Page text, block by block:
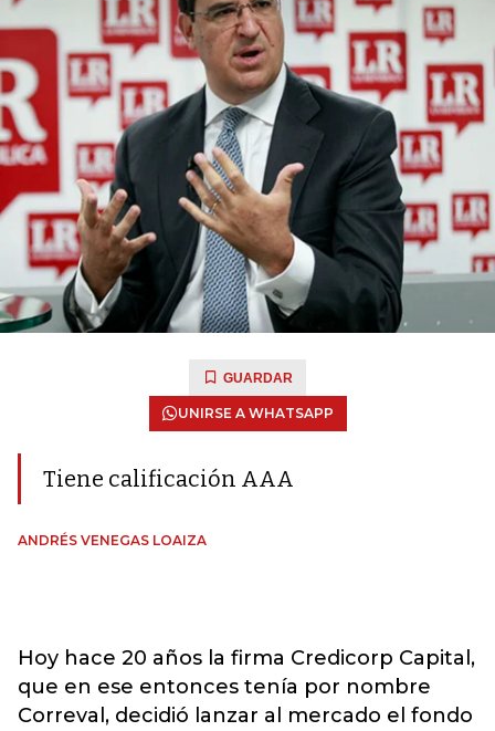
GUARDAR
UNIRSE A WHATSAPP
Tiene calificación AAA
ANDRÉS VENEGAS LOAIZA
Hoy hace 20 años la firma Credicorp Capital,
que en ese entonces tenía por nombre
Correval, decidió lanzar al mercado el fondo